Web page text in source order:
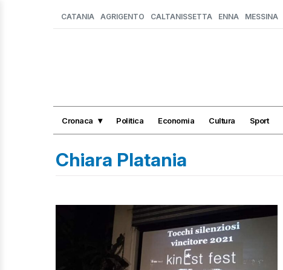
CATANIA AGRIGENTO CALTANISSETTA ENNA MESSINA
Cronaca Politica Economia Cultura Sport
Chiara Platania